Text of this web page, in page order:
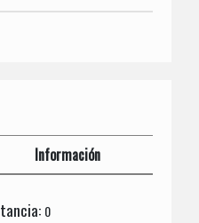
Información
0